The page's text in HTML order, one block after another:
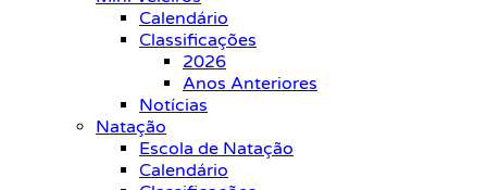
Calendário
Classificações
2026
Anos Anteriores
Notícias
Natação
Escola de Natação
Calendário